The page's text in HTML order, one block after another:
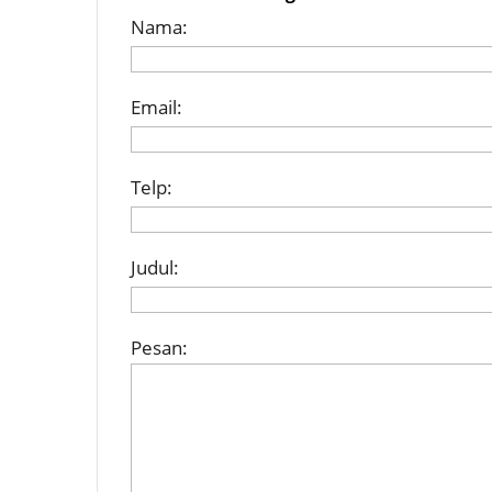
Nama:
Email:
Telp:
Judul:
Pesan: